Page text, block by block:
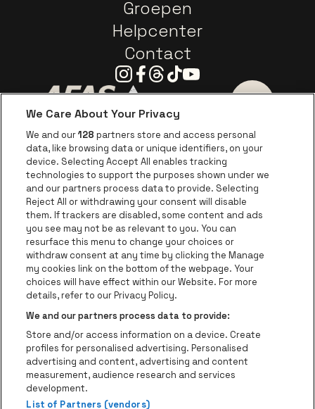
Groepen
Helpcenter
Contact
Instagram
Facebook
Threads
TiktokYoutube
Ga naar
Ga naar de website van Europcar
Ga naar de
Ga naar de website van Coca-Cola
Ga naar de website van
Ga naar de
Ga naar de website van Champagne
Ga naar de website
Ga naar de website van Het
Ga naar de
AFAS Dome is een deel van be•at
AFAS Dome
Schijnpoortweg 119, 2170 Antwerpen
Be-At Venues
Schijnpoortweg 119, 2170 Antwerpen
BTW (BE) 0461.051.688 - RPR Antwerpen
BNP Paribas Fortis - IBAN: BE93 2200 4925 0067 - BIC:
GEBABEBB
We Care About Your Privacy
We and our128 partners store and access personal
data, like browsing data or unique identifiers, on your
device. Selecting Accept All enables tracking
technologies to support the purposes shown under we
and our partners process data to provide. Selecting
Reject All or withdrawing your consent will disable
them. If trackers are disabled, some content and ads
you see may not be as relevant to you. You can
resurface this menu to change your choices or
withdraw consent at any time by clicking the Manage
my cookies link on the bottom of the webpage. Your
choices will have effect within our Website. For more
details, refer to our Privacy Policy.
We and our partners process data to provide:
Store and/or access information on a device. Create
profiles for personalised advertising. Personalised
advertising and content, advertising and content
measurement, audience research and services
development.
List of Partners (vendors)